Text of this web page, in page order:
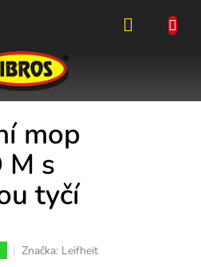
mop
M s
tyčí
Značka: Leifheit